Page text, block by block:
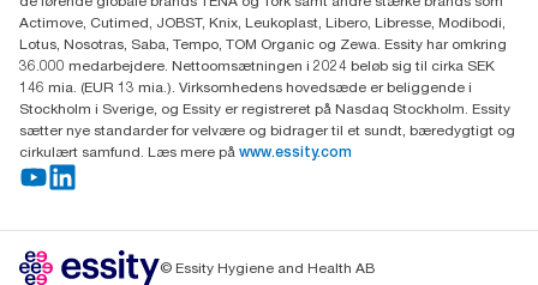
Actimove, Cutimed, JOBST, Knix, Leukoplast, Libero, Libresse, Modibodi,
Lotus, Nosotras, Saba, Tempo, TOM Organic og Zewa. Essity har omkring
36.000 medarbejdere. Nettoomsætningen i 2024 beløb sig til cirka SEK
146 mia. (EUR 13 mia.). Virksomhedens hovedsæde er beliggende i
Stockholm i Sverige, og Essity er registreret på Nasdaq Stockholm. Essity
sætter nye standarder for velvære og bidrager til et sundt, bæredygtigt og
cirkulært samfund. Læs mere på www.essity.com
© Essity Hygiene and Health AB